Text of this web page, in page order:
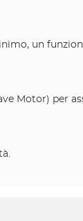
un
Motor) per